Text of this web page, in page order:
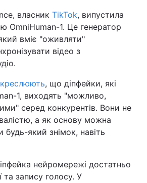
Війна
Політика
Наука
Лайт
Інциденти
Погода
власник TikTok, випустила
OmniHuman-1. Це генератор
вміє "оживляти"
відео з
, що діпфейки, які
1, виходять "можливо,
серед конкурентів. Вони не
а як основу можна
будь-який знімок, навіть
нейромережі достатньо
та запису голосу. У